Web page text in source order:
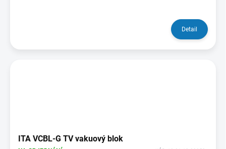
Detail
ITA VCBL-G TV vakuový blok